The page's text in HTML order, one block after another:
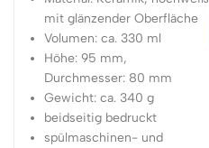
mit glänzender Oberfläche
Volumen: ca. 330 ml
Höhe: 95 mm,
Durchmesser: 80 mm
Gewicht: ca. 340 g
beidseitig bedruckt
spülmaschinen- und